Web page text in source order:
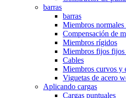
barras
barras
Miembros
Compensación de
Miembros rígidos
Miembros fijos
Cables
Miembros curvos y
Viguetas de acero
Aplicando cargas
Cargas puntuales